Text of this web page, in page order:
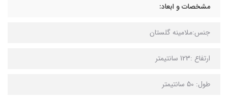
مشخصات و ابعاد:
جنس:ملامینه گلستان
ارتفاع :123 سانتیمتر
طول: 50 سانتیمتر